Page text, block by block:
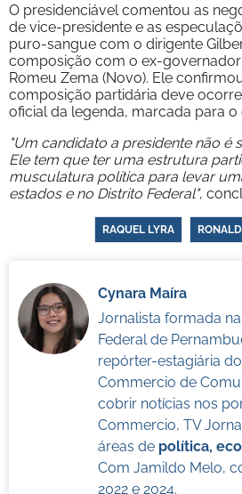
O presidenciável comentou as
de vice-presidente e as
puro-sangue com o dirigente
composição com o ex-governador
Romeu Zema (Novo). Ele
composição partidária deve
oficial da legenda, marcada para o
"Um candidato a presidente não é
Ele tem que ter uma estrutura
musculatura política para levar
estados e no Distrito Federal",
RAQUEL LYRA
Cynara Maíra
Jornalista formada
Federal de
repórter-estagiária
Commercio de
cobrir notícias nos
Commercio, TV
áreas de política,
Com Jamildo Melo,
2022 e 2024.